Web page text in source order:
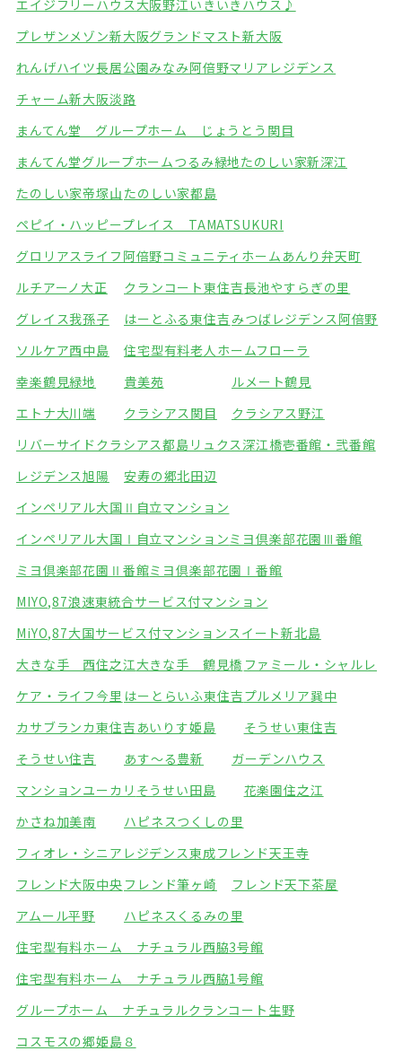
エイジフリーハウス大阪野江いきいきハウス♪
プレザンメゾン新大阪グランドマスト新大阪
れんげハイツ長居公園みなみ阿倍野マリアレジデンス
チャーム新大阪淡路
まんてん堂 グループホーム じょうとう関目
まんてん堂グループホームつるみ緑地たのしい家新深江
たのしい家帝塚山 たのしい家都島
ペピイ・ハッピープレイス TAMATSUKURI
グロリアスライフ阿倍野コミュニティホームあんり弁天町
ルチアーノ大正
クランコート東住吉長池やすらぎの里
グレイス我孫子
はーとふる東住吉 みつばレジデンス阿倍野
ソルケア西中島
住宅型有料老人ホームフローラ
幸楽鶴見緑地
貴美苑
ルメート鶴見
エトナ大川端
クラシアス関目
クラシアス野江
リバーサイドクラシアス都島 リュクス深江橋壱番館・弐番館
レジデンス旭陽
安寿の郷北田辺
インペリアル大国Ⅱ自立マンション
インペリアル大国Ⅰ自立マンションミヨ倶楽部花園Ⅲ番館
ミヨ倶楽部花園Ⅱ番館ミヨ倶楽部花園Ⅰ番館
MIYO,87浪速東統合サービス付マンション
MiYO,87大国サービス付マンションスイート新北島
大きな手 西住之江大きな手 鶴見橋 ファミール・シャルレ
ケア・ライフ今里 はーとらいふ東住吉プルメリア巽中
カサブランカ東住吉 あいりす姫島
そうせい東住吉
そうせい住吉
あす～る豊新
ガーデンハウス
マンションユーカリ そうせい田島
花楽園住之江
かさね加美南
ハピネスつくしの里
フィオレ・シニアレジデンス東成フレンド天王寺
フレンド大阪中央 フレンド筆ヶ崎
フレンド天下茶屋
アムール平野
ハピネスくるみの里
住宅型有料ホーム ナチュラル西脇3号館
住宅型有料ホーム ナチュラル西脇1号館
グループホーム ナチュラルクランコート生野
コスモスの郷姫島８